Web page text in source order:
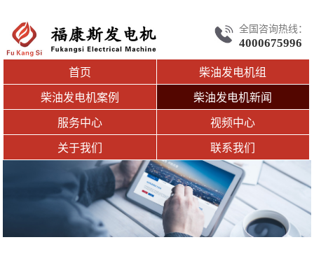
全国咨询热线：
4000675996
首页
柴油发电机组
柴油发电机案例
柴油发电机新闻
服务中心
视频中心
关于我们
联系我们